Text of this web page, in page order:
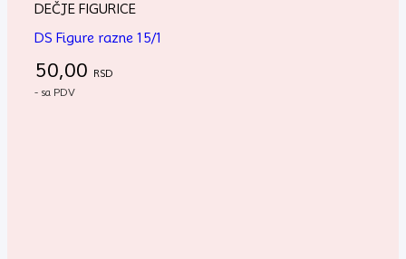
DEČJE FIGURICE
DS Figure razne 15/1
50,00 RSD
- sa PDV